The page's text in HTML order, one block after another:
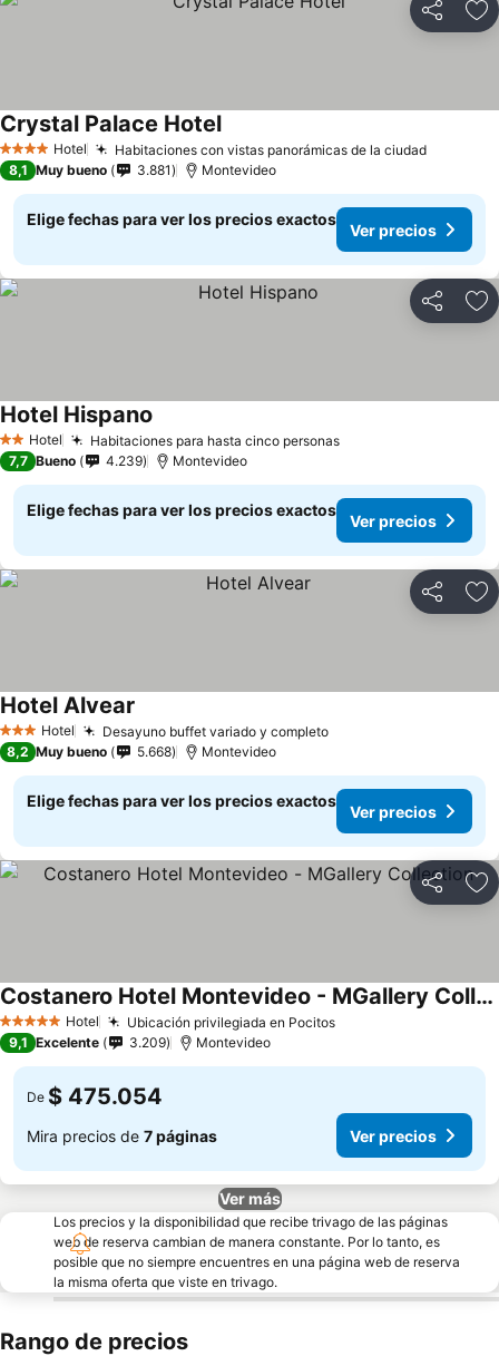
Compartir
4 EstrellasHotel Habitaciones con vistas panorámicas de la ciudadVer
Crystal Palace HotelVer precios
8,1 Muy bueno 3.881 Montevideo
Elige fechas para ver los precios exactos
Ver precios
Compartir
2 Estrellas
Hotel Habitaciones para hasta cinco personasVer precios
Hotel Hispano
7,7 Bueno 4.239 Montevideo
Elige fechas para ver los precios exactos
Ver precios
Compartir
3 Estrellas
Hotel Desayuno buffet variado y completoVer precios
Hotel Alvear
8,2 Muy bueno 5.668 Montevideo
Elige fechas para ver los precios exactos
Ver precios
Compartir
5 Estrellas Hotel Ubicación privilegiada en PocitosVer precios
Costanero Hotel Montevideo - MGallery Collection
Ver precios
9,1 Excelente 3.209 Montevideo
De $ 475.054
Mira precios de 7 páginas Ver precios
Ver más
Los precios y la disponibilidad que recibe trivago de las páginas
web de reserva cambian de manera constante. Por lo tanto, es
posible que no siempre encuentres en una página web de reserva
la misma oferta que viste en trivago.
Rango de precios